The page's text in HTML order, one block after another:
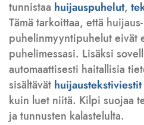
tunnistaa huijauspuhelut,
Tämä tarkoittaa, että
puhelinmyyntipuhelut eivät
puhelimessasi. Lisäksi
automaattisesti haitallisia
sisältävät huijaustekstiviestit
kuin luet niitä. Kilpi suojaa
ja tunnusten kalastelulta.